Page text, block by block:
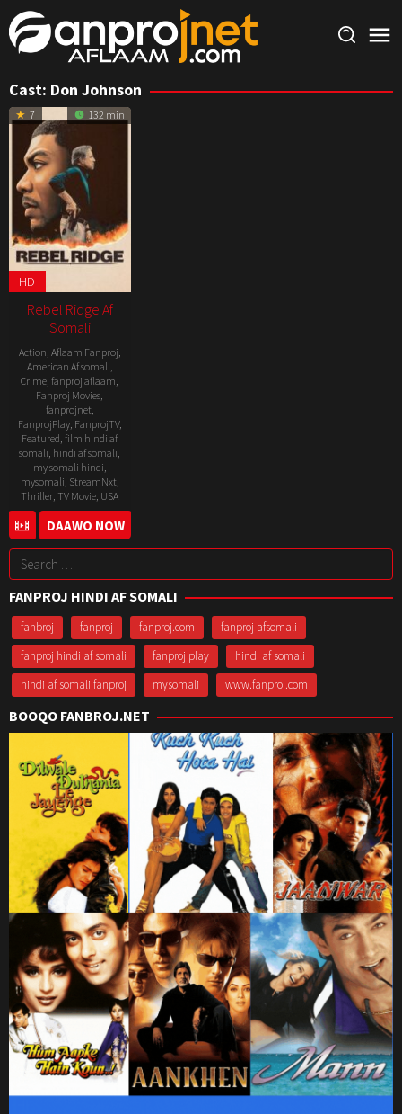
Skip
to
content
Cast: Don Johnson
7 132 min
HD
Rebel Ridge Af
Somali
Action Aflaam Fanproj
American Af somali
Crime ,fanproj aflaam
Fanproj Movies
fanprojnet,
FanprojPlay FanprojTV,
Featured ,film hindi af
somali hindi af somali
my somali hindi
mysomali StreamNxt,
Thriller TV Movie USA
27
Aug
2024
Jeremy
Saulnier
DAAWO NOW
Search
for:
FANPROJ HINDI AF SOMALI
fanbroj fanproj fanproj.com
fanproj afsomali
fanproj hindi af somali
fanproj play
hindi af somali
hindi af somali fanproj
mysomali www.fanproj.com
BOOQO FANBROJ.NET